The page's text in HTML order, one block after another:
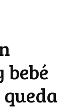
bebé